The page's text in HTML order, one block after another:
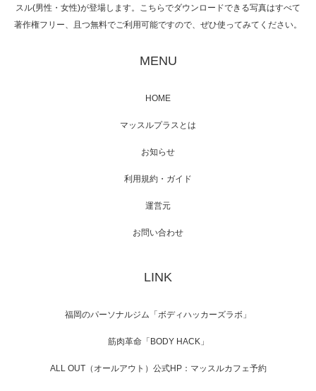
映画「黄金泥棒」へマッスルプラスメンバー
映画「メカバース」舞台挨拶へマッスルプラ
【TV】NHK BS「COOL JAPAN 」にてマッス
「ねとらぼ」さんに…
スル(男性・女性)が登場します。こちらでダウンロードできる写真はすべて
著作権フリー、且つ無料でご利用可能ですので、ぜひ使ってみてください。
MENU
HOME
マッスルプラスとは
お知らせ
利用規約・ガイド
運営元
お問い合わせ
LINK
福岡のパーソナルジム「ボディハッカーズラボ」
筋肉革命「BODY HACK」
ALL OUT（オールアウト）公式HP：マッスルカフェ予約